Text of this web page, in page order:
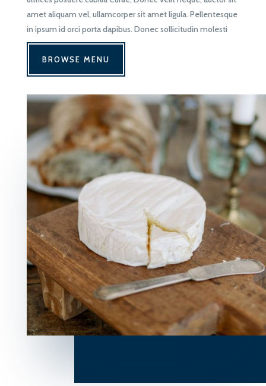
amet aliquam vel, ullamcorper sit amet ligula. Pellentesque
in ipsum id orci porta dapibus. Donec sollicitudin molesti
BROWSE MENU